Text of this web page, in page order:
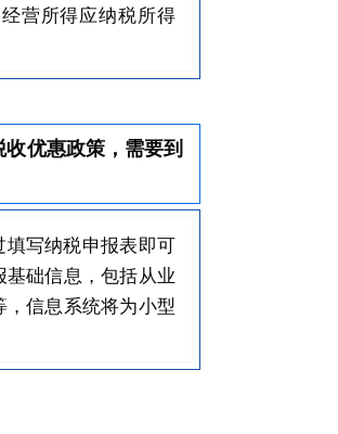
营所得应纳税所得
优惠政策，需要到
写纳税申报表即可
础信息，包括从业
信息系统将为小型